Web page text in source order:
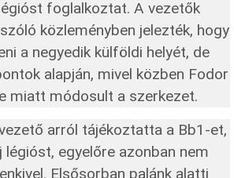
foglalkoztat. A vezetők
közleményben jelezték, hogy
a negyedik külföldi helyét, de
alapján, mivel közben Fodor
miatt módosult a szerkezet.
arról tájékoztatta a Bb1-et,
légióst, egyelőre azonban nem
Elsősorban palánk alatti